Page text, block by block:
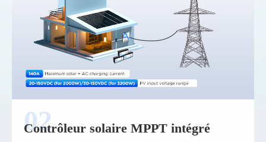
Contrôleur solaire MPPT intégré